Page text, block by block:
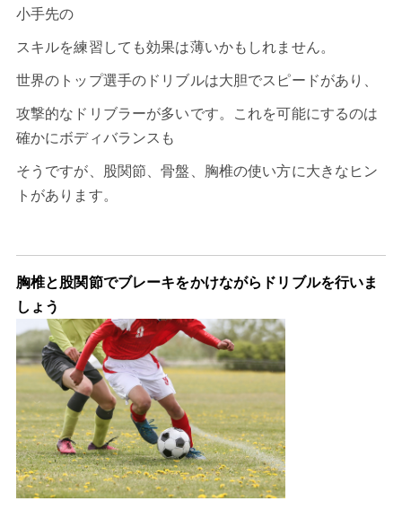
小手先の
スキルを練習しても効果は薄いかもしれません。
世界のトップ選手のドリブルは大胆でスピードがあり、
攻撃的なドリブラーが多いです。これを可能にするのは
確かにボディバランスも
そうですが、股関節、骨盤、胸椎の使い方に大きなヒン
トがあります。
胸椎と股関節でブレーキをかけながらドリブルを行いま
しょう